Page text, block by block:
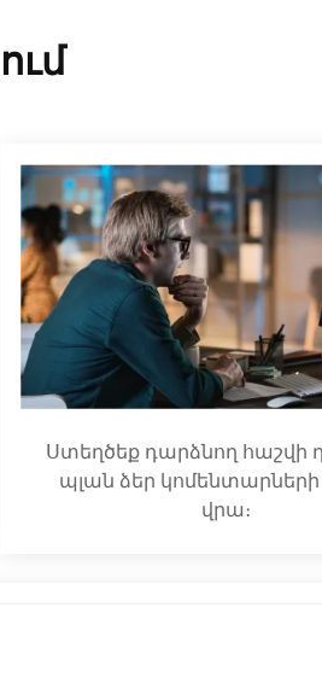
Ստեղծեք դարձնող հաշվի
պլան ձեր
վրա։